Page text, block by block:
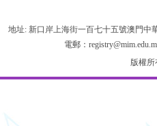
地址: 新口岸上海街一百七十五號澳門中
電郵：
版權